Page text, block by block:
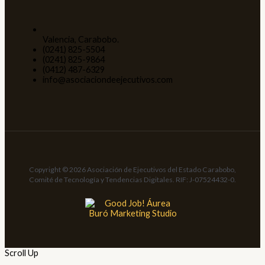
Valencia, Carabobo.
(0241) 825-5504
(0241) 825-9864
(0412) 487-6329
info@asociaciondeejecutivos.com
Copyright © 2026 Asociación de Ejecutivos del Estado Carabobo,
Comité de Tecnología y Tendencias Digitales. RIF: J-07524432-0.
Scroll Up